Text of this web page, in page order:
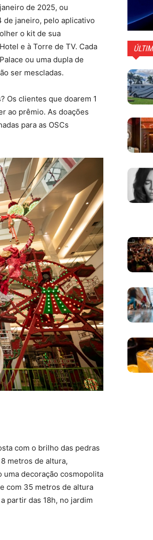
de 2025, ou
de janeiro, pelo aplicativo
o kit de sua
e à Torre de TV. Cada
ou uma dupla de
ser mescladas.
Os clientes que doarem 1
ao prêmio. As doações
para as OSCs
com o brilho das pedras
metros de altura,
uma decoração cosmopolita
com 35 metros de altura
partir das 18h, no jardim